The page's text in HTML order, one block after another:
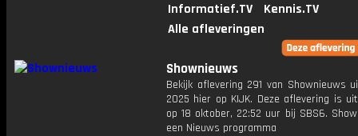
Informatief.TV
Kennis.TV
Alle afleveringen
Shownieuws
Bekijk aflevering 291 van Shownieuws
2025 hier op KIJK. Deze aflevering is
op 18 oktober, 22:52 uur bij SBS6.
een Nieuws programma